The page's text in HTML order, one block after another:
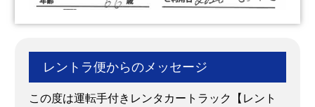
レントラ便からのメッセージ
この度は運転手付きレンタカートラック【レント